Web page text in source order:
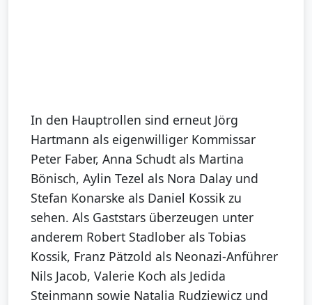
In den Hauptrollen sind erneut Jörg
Hartmann als eigenwilliger Kommissar
Peter Faber, Anna Schudt als Martina
Bönisch, Aylin Tezel als Nora Dalay und
Stefan Konarske als Daniel Kossik zu
sehen. Als Gaststars überzeugen unter
anderem Robert Stadlober als Tobias
Kossik, Franz Pätzold als Neonazi-Anführer
Nils Jacob, Valerie Koch als Jedida
Steinmann sowie Natalia Rudziewicz und